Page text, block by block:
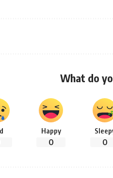
What do
Happy
0 0